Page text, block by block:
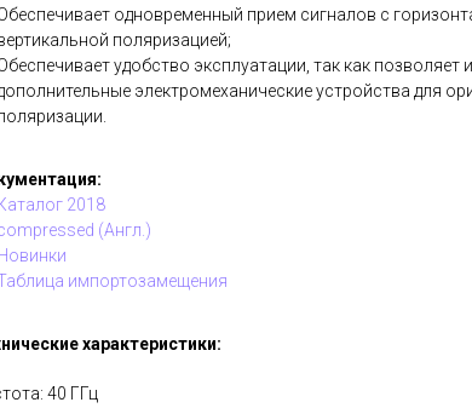
одновременный прием сигналов с
поляризацией;
удобство эксплуатации, так как позволяет
электромеханические устройства для
2018
(Англ.)
импортозамещения
характеристики:
40 ГГц